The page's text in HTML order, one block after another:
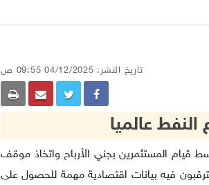
تاريخ النشر: 04/12/2025 09:55 ص
النفط عالميا
وسط قيام المستثمرين بجني الأرباح واتخاذ موقف
فيه بيانات اقتصادية مهمة للحصول على